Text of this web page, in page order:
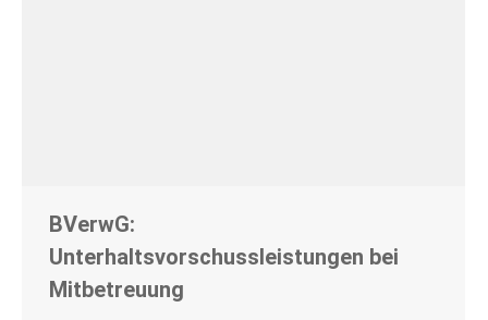
BVerwG:
Unterhaltsvorschussleistungen bei
Mitbetreuung